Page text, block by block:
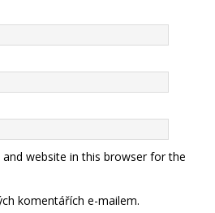
website in this browser for the
komentářích e-mailem.